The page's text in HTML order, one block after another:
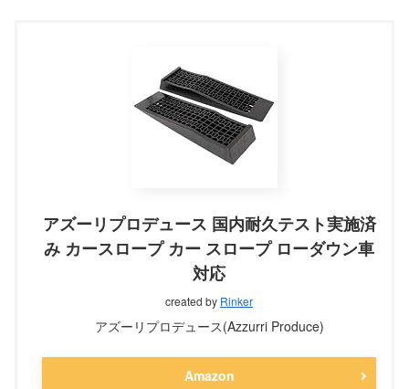
アズーリプロデュース 国内耐久テスト実施済
み カースロープ カー スロープ ローダウン車
対応
created by Rinker
アズーリプロデュース(Azzurri Produce)
Amazon